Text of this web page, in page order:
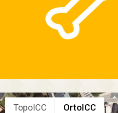
TopoICC OrtoICC